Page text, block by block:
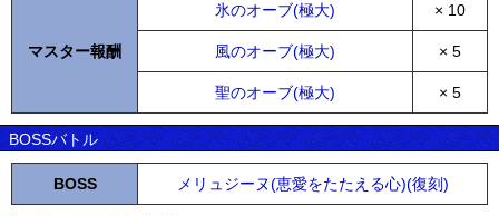
マスター報酬
氷のオーブ(極大) × 10
風のオーブ(極大) × 5
聖のオーブ(極大) × 5
BOSSバトル
BOSS メリュジーヌ(恵愛をたたえる心)(復刻)